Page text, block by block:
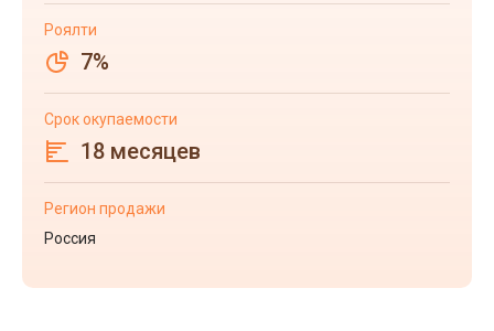
Роялти
7%
Срок окупаемости
18 месяцев
Регион продажи
Россия